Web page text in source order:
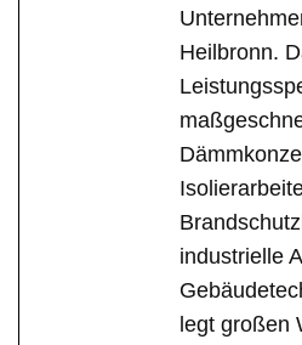
Heilbronn.
industrielle
legt großen